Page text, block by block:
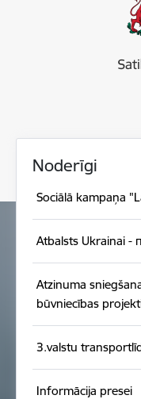
Noderīgi
Sociālā kampaņa
Atbalsts Ukrainai -
Atzinuma
būvniecības
3.valstu
Informācija presei